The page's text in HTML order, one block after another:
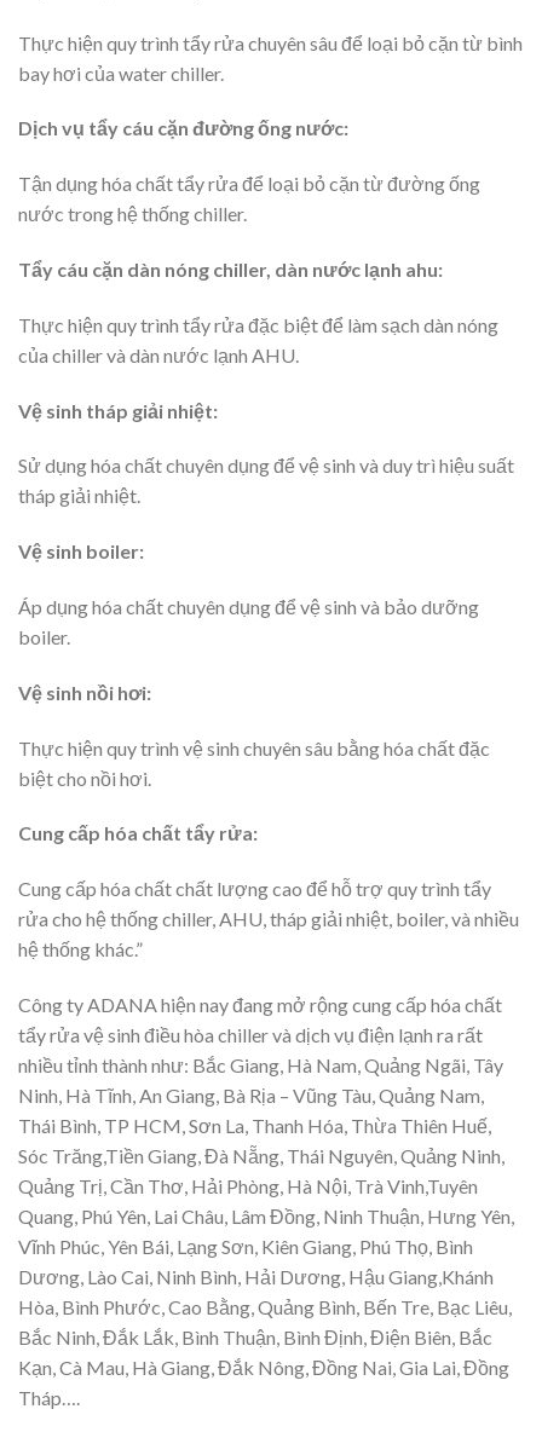
Thực hiện quy trình tẩy rửa chuyên sâu để loại bỏ cặn từ bình
bay hơi của water chiller.
Dịch vụ tẩy cáu cặn đường ống nước:
Tận dụng hóa chất tẩy rửa để loại bỏ cặn từ đường ống
nước trong hệ thống chiller.
Tẩy cáu cặn dàn nóng chiller, dàn nước lạnh ahu:
Thực hiện quy trình tẩy rửa đặc biệt để làm sạch dàn nóng
của chiller và dàn nước lạnh AHU.
Vệ sinh tháp giải nhiệt:
Sử dụng hóa chất chuyên dụng để vệ sinh và duy trì hiệu suất
tháp giải nhiệt.
Vệ sinh boiler:
Áp dụng hóa chất chuyên dụng để vệ sinh và bảo dưỡng
boiler.
Vệ sinh nồi hơi:
Thực hiện quy trình vệ sinh chuyên sâu bằng hóa chất đặc
biệt cho nồi hơi.
Cung cấp hóa chất tẩy rửa:
Cung cấp hóa chất chất lượng cao để hỗ trợ quy trình tẩy
rửa cho hệ thống chiller, AHU, tháp giải nhiệt, boiler, và nhiều
hệ thống khác.”
Công ty ADANA hiện nay đang mở rộng cung cấp hóa chất
tẩy rửa vệ sinh điều hòa chiller và dịch vụ điện lạnh ra rất
nhiều tỉnh thành như: Bắc Giang, Hà Nam, Quảng Ngãi, Tây
Ninh, Hà Tĩnh, An Giang, Bà Rịa – Vũng Tàu, Quảng Nam,
Thái Bình, TP HCM, Sơn La, Thanh Hóa, Thừa Thiên Huế,
Sóc Trăng,Tiền Giang, Đà Nẵng, Thái Nguyên, Quảng Ninh,
Quảng Trị, Cần Thơ, Hải Phòng, Hà Nội, Trà Vinh,Tuyên
Quang, Phú Yên, Lai Châu, Lâm Đồng, Ninh Thuận, Hưng Yên,
Vĩnh Phúc, Yên Bái, Lạng Sơn, Kiên Giang, Phú Thọ, Bình
Dương, Lào Cai, Ninh Bình, Hải Dương, Hậu Giang,Khánh
Hòa, Bình Phước, Cao Bằng, Quảng Bình, Bến Tre, Bạc Liêu,
Bắc Ninh, Đắk Lắk, Bình Thuận, Bình Định, Điện Biên, Bắc
Kạn, Cà Mau, Hà Giang, Đắk Nông, Đồng Nai, Gia Lai, Đồng
Tháp….